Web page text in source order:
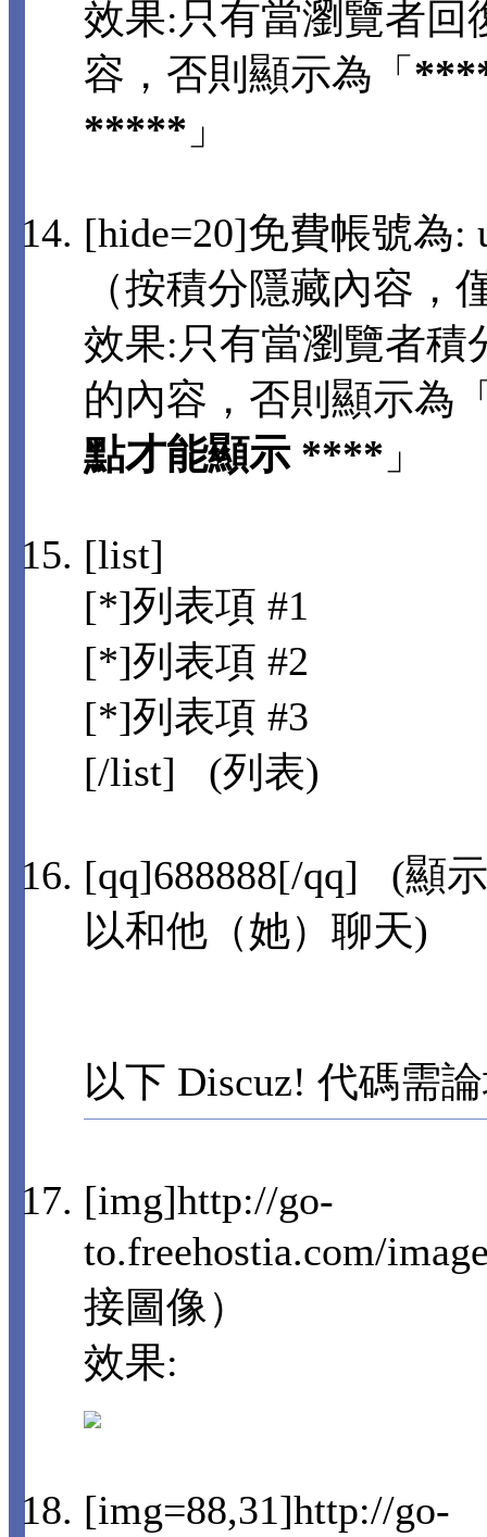
效果:只有當瀏覽者回
容，否則顯示為「
***** 」
[hide=20]免費帳號為:
（按積分隱藏內容，
效果:只有當瀏覽者積
的內容，否則顯示為
點才能顯示 **** 」
[list]
[*]列表項 #1
[*]列表項 #2
[*]列表項 #3
[/list] (列表)
[qq]688888[/qq] (顯
以和他（她）聊天)
以下 Discuz! 代碼需
[img]http://go-
to.freehostia.com/
接圖像）
效果:
[img=88,31]http://go-